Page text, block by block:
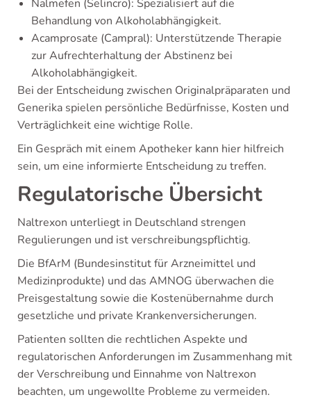
Nalmefen (Selincro): Spezialisiert auf die
Behandlung von Alkoholabhängigkeit.
Acamprosate (Campral): Unterstützende Therapie
zur Aufrechterhaltung der Abstinenz bei
Alkoholabhängigkeit.
Bei der Entscheidung zwischen Originalpräparaten und
Generika spielen persönliche Bedürfnisse, Kosten und
Verträglichkeit eine wichtige Rolle.
Ein Gespräch mit einem Apotheker kann hier hilfreich
sein, um eine informierte Entscheidung zu treffen.
Regulatorische Übersicht
Naltrexon unterliegt in Deutschland strengen
Regulierungen und ist verschreibungspflichtig.
Die BfArM (Bundesinstitut für Arzneimittel und
Medizinprodukte) und das AMNOG überwachen die
Preisgestaltung sowie die Kostenübernahme durch
gesetzliche und private Krankenversicherungen.
Patienten sollten die rechtlichen Aspekte und
regulatorischen Anforderungen im Zusammenhang mit
der Verschreibung und Einnahme von Naltrexon
beachten, um ungewollte Probleme zu vermeiden.